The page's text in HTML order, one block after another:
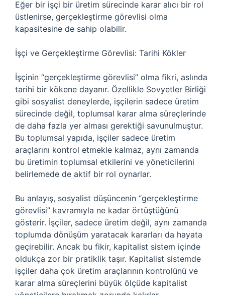
Eğer bir işçi bir üretim sürecinde karar alıcı bir rol
üstlenirse, gerçekleştirme görevlisi olma
kapasitesine de sahip olabilir.
İşçi ve Gerçekleştirme Görevlisi: Tarihi Kökler
İşçinin “gerçekleştirme görevlisi” olma fikri, aslında
tarihi bir kökene dayanır. Özellikle Sovyetler Birliği
gibi sosyalist deneylerde, işçilerin sadece üretim
sürecinde değil, toplumsal karar alma süreçlerinde
de daha fazla yer alması gerektiği savunulmuştur.
Bu toplumsal yapıda, işçiler sadece üretim
araçlarını kontrol etmekle kalmaz, aynı zamanda
bu üretimin toplumsal etkilerini ve yöneticilerini
belirlemede de aktif bir rol oynarlar.
Bu anlayış, sosyalist düşüncenin “gerçekleştirme
görevlisi” kavramıyla ne kadar örtüştüğünü
gösterir. İşçiler, sadece üretim değil, aynı zamanda
toplumda dönüşüm yaratacak kararları da hayata
geçirebilir. Ancak bu fikir, kapitalist sistem içinde
oldukça zor bir pratiklik taşır. Kapitalist sistemde
işçiler daha çok üretim araçlarının kontrolünü ve
karar alma süreçlerini büyük ölçüde kapitalist